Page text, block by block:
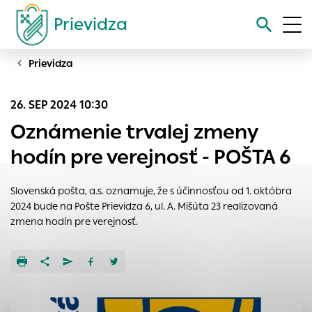
Prievidza
Vyhľadávanie
Prievidza
26. SEP 2024 10:30
Oznámenie trvalej zmeny
hodín pre verejnosť - POŠTA 6
Slovenská pošta, a.s. oznamuje, že s účinnosťou od 1. októbra
2024 bude na Pošte Prievidza 6, ul. A. Mišúta 23 realizovaná
zmena hodín pre verejnosť.
Nastavenie cookies
Cookies sú malé súbory, do ktorých webové stránky môžu
ukladať informácie o vašej aktivite a preferenciách.
zapamätoval Vaše prihlásenie alebo aby sa uložila Vaša
voľba v tomto okne.
Technické cookies
umožňujú základné funkcie, ako je navigácia na stránke a